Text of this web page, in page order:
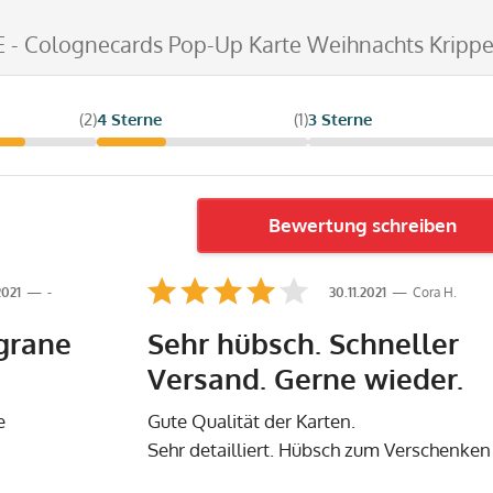
- Colognecards Pop-Up Karte Weihnachts
(2)4 Sterne (1)3 Sterne
Bewertung schreiben
- Cora H.
30.11.2021
Sehr hübsch. Schneller
Versand. Gerne wieder.
Gute Qualität der Karten.
Sehr detailliert. Hübsch zum Verschenken